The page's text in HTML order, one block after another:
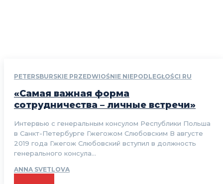
PETERSBURSKIE PRZEDWIOŚNIE NIEPODLEGŁOŚCI RU
«Самая важная форма
сотрудничества – личные встречи»
Интервью с генеральным консулом Республики Польша
в Санкт-Петербурге Гжегожом Cлюбовским В августе
2019 года Гжегож Слюбовский вступил в должность
генерального консула...
ANNA SVETLOVA